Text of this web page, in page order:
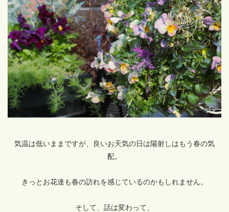
気温は低いままですが、良いお天気の日は陽射しはもう春の気
配。
きっとお花達も春の訪れを感じているのかもしれません。
そして、話は変わって、